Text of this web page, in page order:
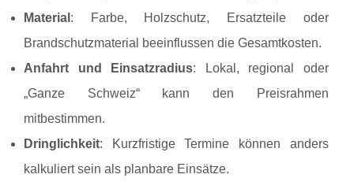
Material : Farbe, Holzschutz, Ersatzteile oder
Brandschutzmaterial beeinflussen die Gesamtkosten.
Anfahrt und Einsatzradius: Lokal, regional oder
„Ganze Schweiz“ kann den Preisrahmen
mitbestimmen.
Dringlichkeit: Kurzfristige Termine können anders
kalkuliert sein als planbare Einsätze.